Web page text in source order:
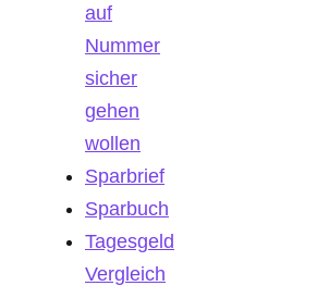
auf
Nummer
sicher
gehen
wollen
Sparbrief
Sparbuch
Tagesgeld
Vergleich